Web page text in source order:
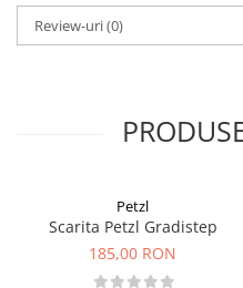
Sosete
Imbracaminte de corp
Produse de Intretinere
MANUSI
Review-uri(0)
Petzl
Scarita Petzl Gradistep
185,00 RON